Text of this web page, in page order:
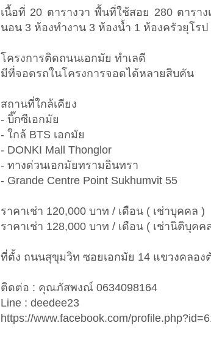
เนื้อที่ 20 ตารางวา พื้นที่ใช้สอย 280 ตารา
นอน 3 ห้องทำงาน 3 ห้องน้ำ 1 ห้องครัวยุโร
โครงการติดถนนเอกมัย ทำเลดี
มีที่จอดรถในโครงการจอดได้หลายสิบคัน
สถานที่ใกล้เคียง
- บิ๊กซีเอกมัย
- ใกล้ BTS เอกมัย
- DONKI Mall Thonglor
- ทางด่วนเอกมัยทรามอินทรา
- Grande Centre Point Sukhumvit 55
ราคาเช่า 120,000 บาท / เดือน ( เช่าบุคคล )
ราคาเช่า 128,000 บาท / เดือน ( เช่านิติบุคค
ที่ตั้ง ถนนสุขุมวิท ซอยเอกมัย 14 แขวงคลอ
ติดต่อ : คุณภัสพงณ์ 0634098164
Line : deedee23
https://www.facebook.com/